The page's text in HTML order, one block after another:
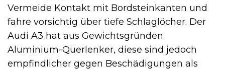
Vermeide Kontakt mit Bordsteinkanten und
fahre vorsichtig über tiefe Schlaglöcher. Der
Audi A3 hat aus Gewichtsgründen
Aluminium-Querlenker, diese sind jedoch
empfindlicher gegen Beschädigungen als